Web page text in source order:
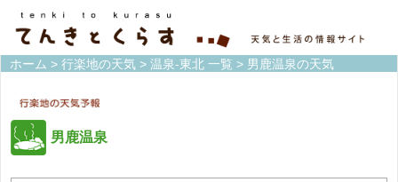
ホーム > 行楽地の天気 > 温泉-東北 一覧 > 男鹿温泉の天気
男鹿温泉